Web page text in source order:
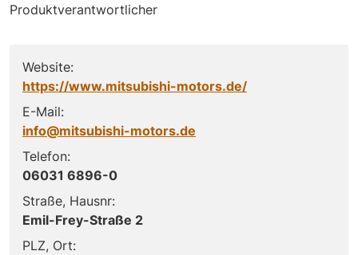
Produktverantwortlicher
Website:
https://www.mitsubishi-motors.de/
E-Mail:
info@mitsubishi-motors.de
Telefon:
06031 6896-0
Straße, Hausnr:
Emil-Frey-Straße 2
PLZ, Ort: